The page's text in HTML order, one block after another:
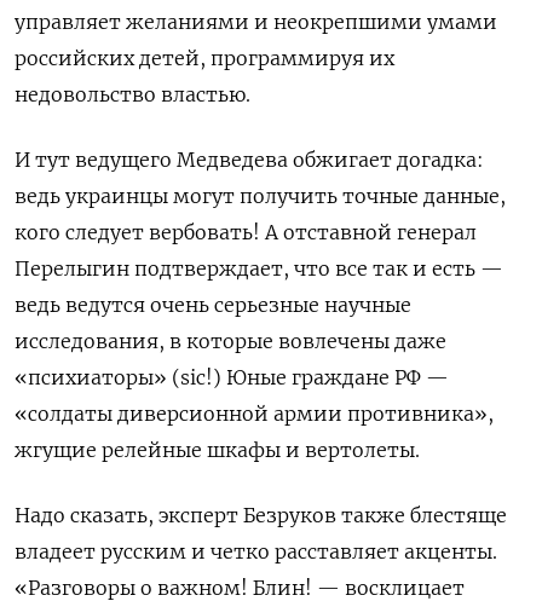
управляет желаниями и неокрепшими умами
российских детей, программируя их
недовольство властью.
И тут ведущего Медведева обжигает догадка:
ведь украинцы могут получить точные данные,
кого следует вербовать! А отставной генерал
Перелыгин подтверждает, что все так и есть —
ведь ведутся очень серьезные научные
исследования, в которые вовлечены даже
«психиаторы» (sic!) Юные граждане РФ —
«солдаты диверсионной армии противника»,
жгущие релейные шкафы и вертолеты.
Надо сказать, эксперт Безруков также блестяще
владеет русским и четко расставляет акценты.
«Разговоры о важном! Блин! — восклицает